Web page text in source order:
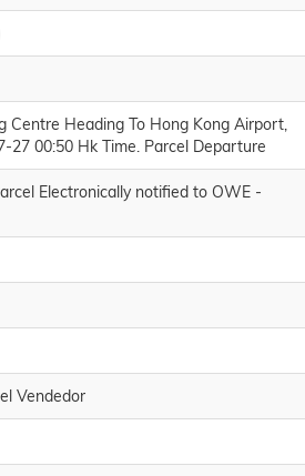
Centre Heading To Hong Kong Airport,
27 00:50 Hk Time. Parcel Departure
Electronically notified to OWE -
Vendedor